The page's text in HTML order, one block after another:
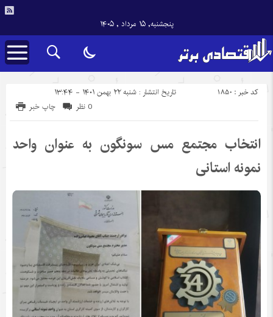
پنجشنبه, ۱۵ مرداد , ۱۴۰۵
تاریخ انتشار : شنبه ۲۲ بهمن ۱۴۰۱ - ۱۳:۴۴ کد خبر : 1850
چاپ خبر 0 نظر
انتخاب مجتمع مس سونگون به عنوان واحد
نمونه استانی